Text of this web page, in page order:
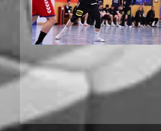
Internationaler
Jugendhandball in